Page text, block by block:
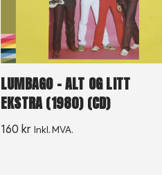
LUMBAGO – ALT OG LITT
EKSTRA (1980) (CD)
160 kr Inkl. MVA.